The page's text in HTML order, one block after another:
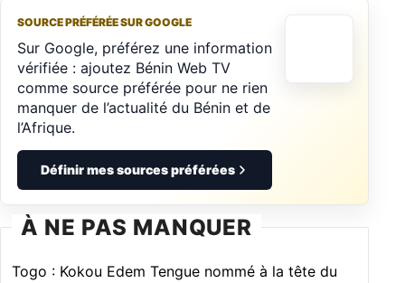
SOURCE PRÉFÉRÉE SUR GOOGLE
Sur Google, préférez une information
vérifiée : ajoutez Bénin Web TV
comme source préférée pour ne rien
manquer de l’actualité du Bénin et de
l’Afrique.
Définir mes sources préférées
À NE PAS MANQUER
Togo : Kokou Edem Tengue nommé à la tête du